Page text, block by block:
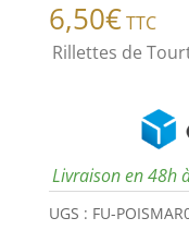
6,50€TTC
Rillettes de
Livraison en 48h
UGS : FU-